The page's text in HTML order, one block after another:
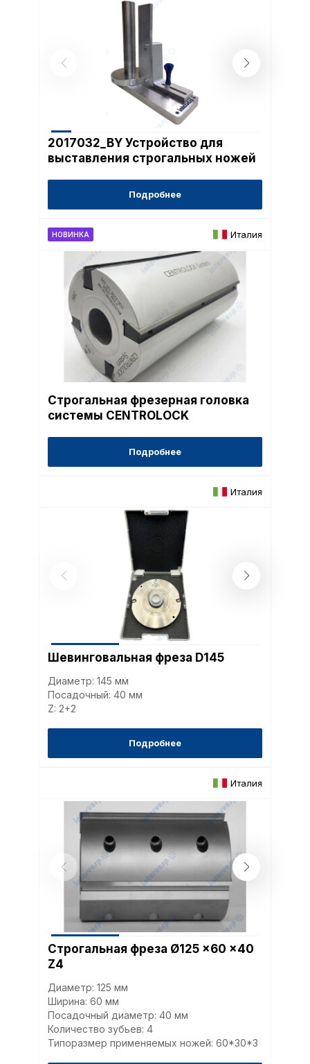
2017032_BY Устройство для
выставления строгальных ножей
Подробнее
НОВИНКА Италия
Строгальная фрезерная головка
системы CENTROLOCK
Подробнее
Италия
Шевинговальная фреза D145
Диаметр: 145 мм
Посадочный: 40 мм
Z: 2+2
Подробнее
Италия
Строгальная фреза Ø125 x60 x40
Z4
Диаметр: 125 мм
Ширина: 60 мм
Посадочный диаметр: 40 мм
Количество зубьев: 4
Типоразмер применяемых ножей: 60*30*3